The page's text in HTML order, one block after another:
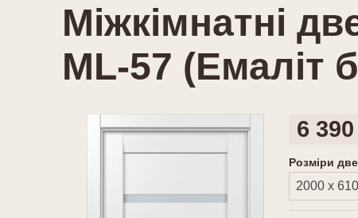
Міжкімнатні
ML-57 (Емаліт
6
Розміри